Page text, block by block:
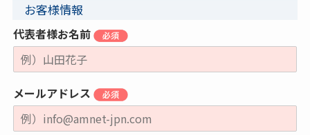
お客様情報
代表者様お名前
メールアドレス